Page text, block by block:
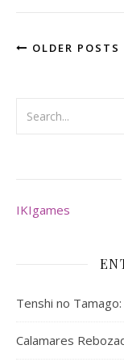
OLDER POSTS
IKIgames
Tenshi no
Calamares